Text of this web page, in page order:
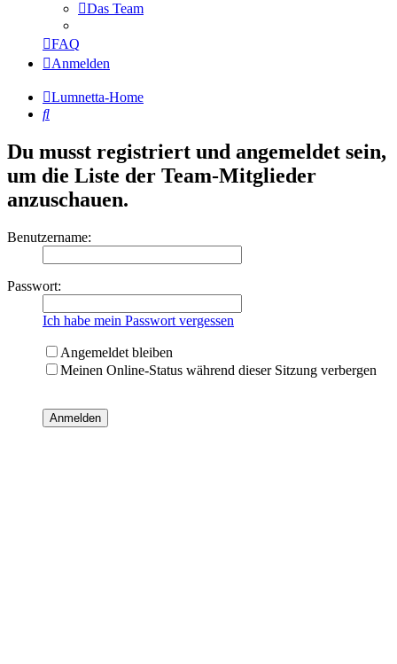
Das Team
FAQ
Anmelden
Lumnetta-Home
Suche
Du musst registriert und angemeldet sein,
um die Liste der Team-Mitglieder
anzuschauen.
Benutzername:
Passwort:
Ich habe mein Passwort vergessen
Angemeldet bleiben
Meinen Online-Status während dieser Sitzung verbergen